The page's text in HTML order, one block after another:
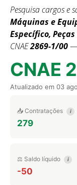
Pesquisa cargos e
Máquinas e
Específico,
CNAE2869-1/00—
CNAE
Atualizado em 03
📥 Contratações i
279
⚖️ Saldo líquido i
-50